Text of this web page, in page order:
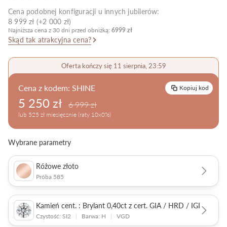
Pielęgnacja biżuterii
Cena podobnej konfiguracji u innych jubilerów:
8 999 zł (+2 000 zł)
Najniższa cena z 30 dni przed obniżką: 6999 zł
Skąd tak atrakcyjna cena?
Oferta kończy się 11 sierpnia, 23:59
Cena z kodem: SHINE Kopiuj kod
5 250 zł 6 999 zł
lub 525 zł miesięcznie (raty 10x0%)
Wybrane parametry
Różowe złoto
Próba 585
Kamień cent. : Brylant 0,40ct z cert. GIA / HRD / IGI
Czystość: SI2 | Barwa: H | VGD